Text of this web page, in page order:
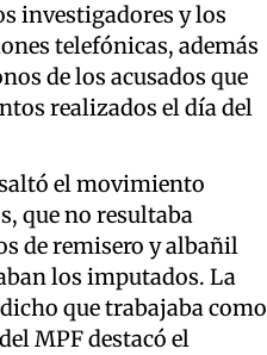
investigadores y los
telefónicas, además
de los acusados que
realizados el día del
el movimiento
que no resultaba
de remisero y albañil
los imputados. La
que trabajaba como
MPF destacó el